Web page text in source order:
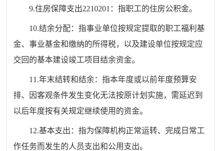
9.住房保障支出2210201：指职工的住房公积金。
10.结余分配：指事业单位按规定提取的职工福利基
金、事业基金和缴纳的所得税，以及建设单位按规定应
交回的基本建设竣工项目结余资金。
11.年末结转和结余：指本年度或以前年度预算安
排、因客观条件发生变化无法按原计划实施，需延迟到
以后年度按有关规定继续使用的资金。
12.基本支出：指为保障机构正常运转、完成日常工
作任务而发生的人员支出和公用支出。